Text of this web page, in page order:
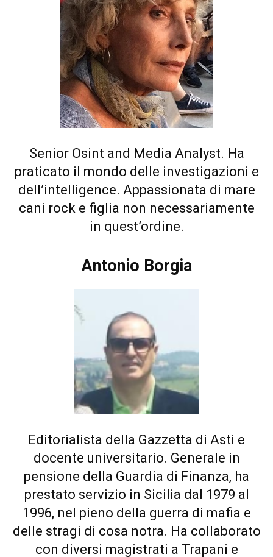
Senior Osint and Media Analyst. Ha
praticato il mondo delle investigazioni e
dell’intelligence. Appassionata di mare
cani rock e figlia non necessariamente
in quest’ordine.
Antonio Borgia
Editorialista della Gazzetta di Asti e
docente universitario. Generale in
pensione della Guardia di Finanza, ha
prestato servizio in Sicilia dal 1979 al
1996, nel pieno della guerra di mafia e
delle stragi di cosa notra. Ha collaborato
con diversi magistrati a Trapani e